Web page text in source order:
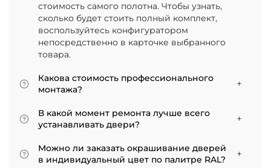
стоимость самого полотна. Чтобы узнать,
сколько будет стоить полный комплект,
воспользуйтесь конфигуратором
непосредственно в карточке выбранного
товара.
Какова стоимость профессионального
монтажа?
Итоговая сумма зависит от типа отделки
двери и габаритов проема. Минимальная
цена за установку стандартной двери с
покрытием «экошпон» начинается от 5000
рублей.
В какой момент ремонта лучше всего
устанавливать двери?
Мы советуем приступать к монтажу после
того, как уложено напольное покрытие. В
Можно ли заказать окрашивание дверей
в индивидуальный цвет по палитре RAL?